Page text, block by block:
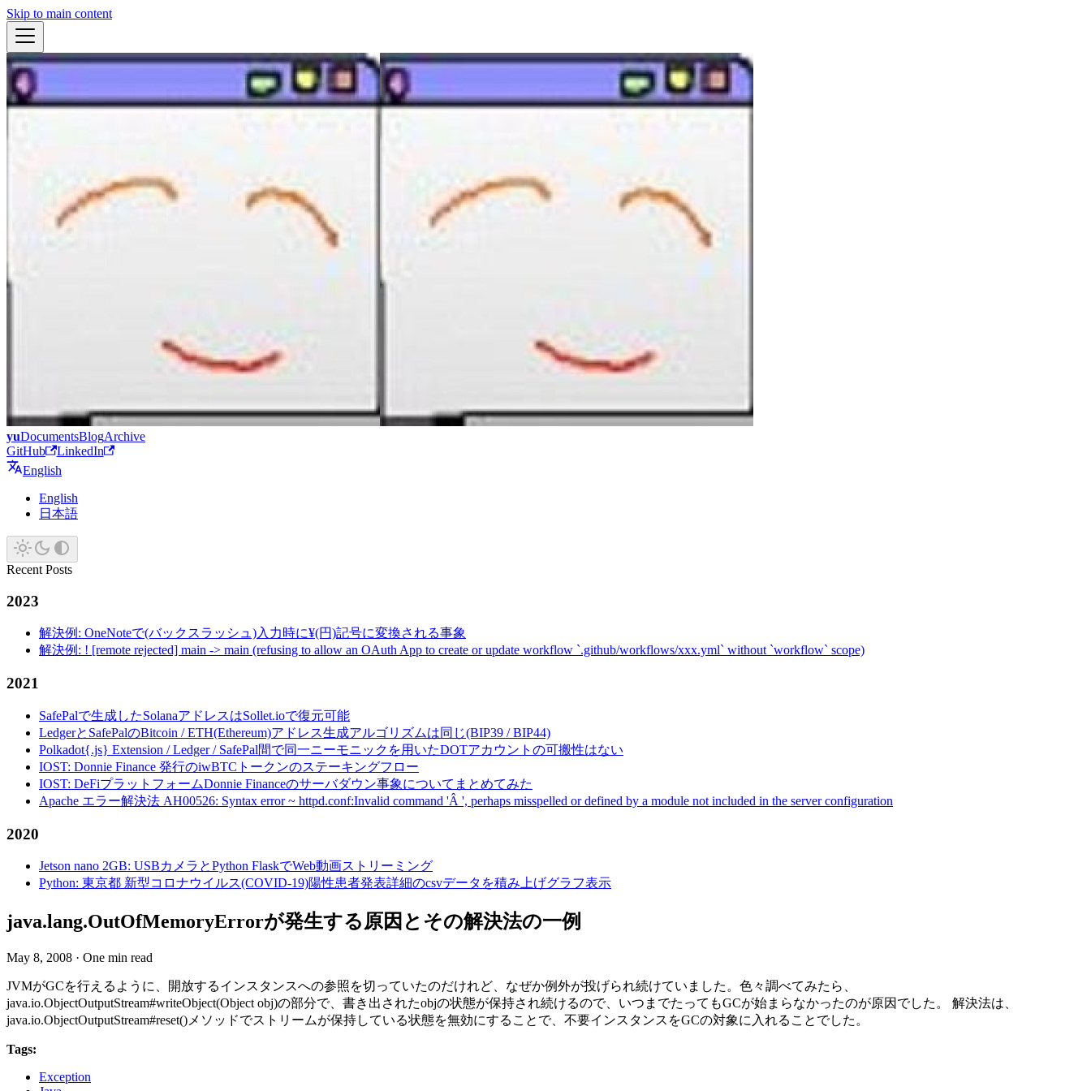
Skip to main content
yuDocumentsBlogArchive
GitHub
LinkedIn
English
English
日本語
Recent Posts
2023
解決例: OneNoteで(バックスラッシュ)入力時に¥(円)記号に変換される事象
解決例: ! [remote rejected] main -> main (refusing to allow an OAuth App to create or update workflow `.github/workflows/xxx.yml` without `workflow` scope)
2021
SafePalで生成したSolanaアドレスはSollet.ioで復元可能
LedgerとSafePalのBitcoin / ETH(Ethereum)アドレス生成アルゴリズムは同じ(BIP39 / BIP44)
Polkadot{.js} Extension / Ledger / SafePal間で同一ニーモニックを用いたDOTアカウントの可搬性はない
IOST: Donnie Finance 発行のiwBTCトークンのステーキングフロー
IOST: DeFiプラットフォームDonnie Financeのサーバダウン事象についてまとめてみた
Apache エラー解決法 AH00526: Syntax error ~ httpd.conf:Invalid command 'Â ', perhaps misspelled or defined by a module not included in the server configuration
2020
Jetson nano 2GB: USBカメラとPython FlaskでWeb動画ストリーミング
Python: 東京都 新型コロナウイルス(COVID-19)陽性患者発表詳細のcsvデータを積み上げグラフ表示
java.lang.OutOfMemoryErrorが発生する原因とその解決法の一例
May 8, 2008 · One min read
JVMがGCを行えるように、開放するインスタンスへの参照を切っていたのだけれど、なぜか例外が投げられ続けていました。色々調べてみたら、
java.io.ObjectOutputStream#writeObject(Object obj)の部分で、書き出されたobjの状態が保持され続けるので、いつまでたってもGCが始まらなかったのが原因でした。 解決法は、
java.io.ObjectOutputStream#reset()メソッドでストリームが保持している状態を無効にすることで、不要インスタンスをGCの対象に入れることでした。
Tags:
Exception